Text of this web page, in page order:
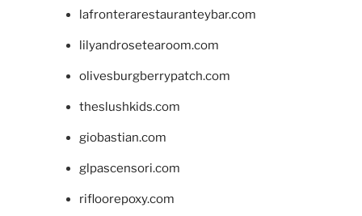
lafronterarestauranteybar.com
lilyandrosetearoom.com
olivesburgberrypatch.com
theslushkids.com
giobastian.com
glpascensori.com
rifloorepoxy.com